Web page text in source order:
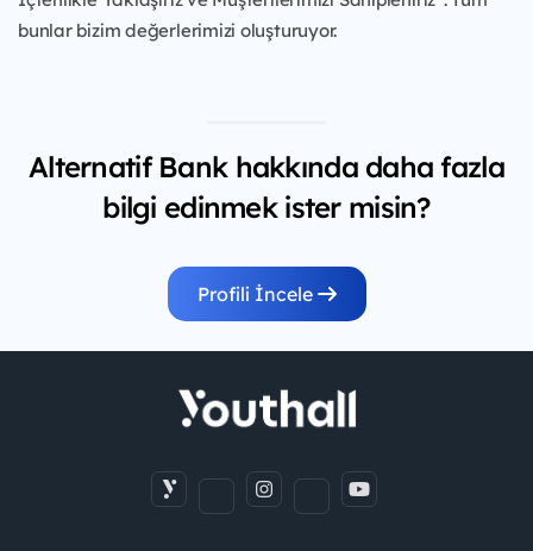
bunlar bizim değerlerimizi oluşturuyor.
Alternatif Bank hakkında daha fazla
bilgi edinmek ister misin?
Profili İncele